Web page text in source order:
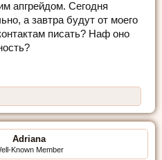
апгрейдом. Сегодня
а завтра будут от моего
писать? Наф оно
Adriana
Known Member